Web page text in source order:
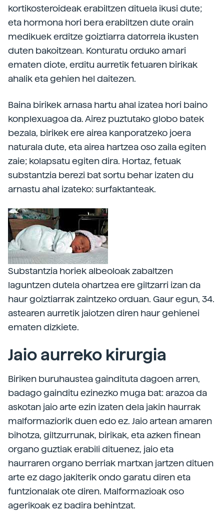
kortikosteroideak erabiltzen dituela ikusi dute;
eta hormona hori bera erabiltzen dute orain
medikuek erditze goiztiarra datorrela ikusten
duten bakoitzean. Konturatu orduko amari
ematen diote, erditu aurretik fetuaren birikak
ahalik eta gehien hel daitezen.
Baina birikek arnasa hartu ahal izatea hori baino
konplexuagoa da. Airez puztutako globo batek
bezala, birikek ere airea kanporatzeko joera
naturala dute, eta airea hartzea oso zaila egiten
zaie; kolapsatu egiten dira. Hortaz, fetuak
substantzia berezi bat sortu behar izaten du
arnastu ahal izateko: surfaktanteak.
Substantzia horiek albeoloak zabaltzen
laguntzen dutela ohartzea ere giltzarri izan da
haur goiztiarrak zaintzeko orduan. Gaur egun, 34.
astearen aurretik jaiotzen diren haur gehienei
ematen dizkiete.
Jaio aurreko kirurgia
Biriken buruhaustea gaindituta dagoen arren,
badago gainditu ezinezko muga bat: arazoa da
askotan jaio arte ezin izaten dela jakin haurrak
malformaziorik duen edo ez. Jaio artean amaren
bihotza, giltzurrunak, birikak, eta azken finean
organo guztiak erabili dituenez, jaio eta
haurraren organo berriak martxan jartzen dituen
arte ez dago jakiterik ondo garatu diren eta
funtzionalak ote diren. Malformazioak oso
agerikoak ez badira behintzat.